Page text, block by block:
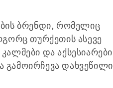
ბრენდი, რომელიც
თურქეთის ასევე
და აქსესიარები
დახვეწილი